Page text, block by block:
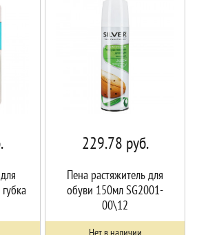
229.78 руб.
Пена растяжитель для
обуви 150мл SG2001-
00\12